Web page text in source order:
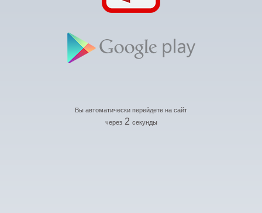
Вы автоматически перейдете на сайт
через 2 секунды